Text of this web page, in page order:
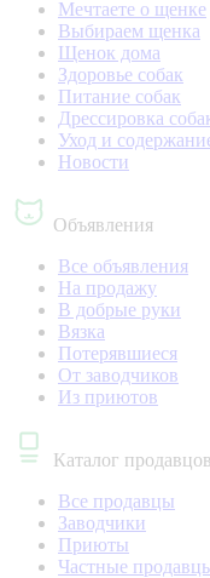
Мечтаете о щенке
Выбираем щенка
Щенок дома
Здоровье собак
Питание собак
Дрессировка
Уход и
Новости
Объявления
Все объявления
На продажу
В добрые руки
Вязка
Потерявшиеся
От заводчиков
Из приютов
Каталог продавцов
Все продавцы
Заводчики
Приюты
Частные